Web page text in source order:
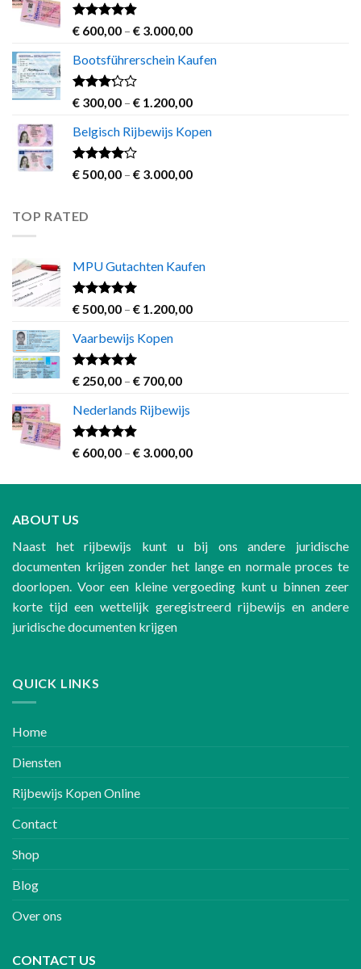
€ 700,00
Rated4.60
out of 5
€ 600,00 – € 3.000,00Price
€ 600,00
€ 3.000,00
Bootsführerschein Kaufen
Rated
out of
5
€ 300,00 – € 1.200,00Price
€ 300,00
€ 1.200,00
Belgisch Rijbewijs Kopen
Rated
out
€500,00 – € 3.000,00Price
TOP RATED
MPU Gutachten Kaufen
Rated5.00
out of 5
€500,00 – € 1.200,00Price
Vaarbewijs Kopen
Rated4.63
out of 5
€ 250,00 – € 700,00Price
€ 250,00
€ 700,00
Nederlands Rijbewijs
Rated4.60
out of 5
€ 600,00 – € 3.000,00Price
€ 600,00
ABOUT US
Naast het rijbewijs kunt u bij ons andere juridische
documenten krijgen zonder het lange en normale proces te
doorlopen. Voor een kleine vergoeding kunt u binnen zeer
korte tijd een wettelijk geregistreerd rijbewijs en andere
juridische documenten krijgen
QUICK LINKS
Home
Diensten
Rijbewijs Kopen Online
Contact
Shop
Blog
Over ons
CONTACT US